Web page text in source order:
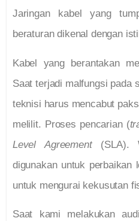
Jaringan kabel yang
beraturan dikenal dengan
Kabel yang berantakan
Saat terjadi malfungsi pada
teknisi harus mencabut
melilit. Proses pencarian (
Level Agreement(SLA).
digunakan untuk perbaikan
untuk mengurai kekusutan
Saat kami melakukan